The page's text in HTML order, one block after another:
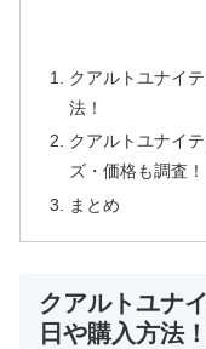
クアルトユナイ
法！
クアルトユナイ
ズ・価格も調査！
まとめ
クアルトユナ
日や購入方法！